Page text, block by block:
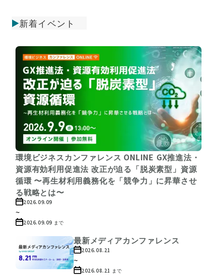
新着イベント
環境ビジネスカンファレンス ONLINE GX推進法・
資源有効利用促進法 改正が迫る「脱炭素型」資源
循環 〜再生材利用義務化を「競争力」に昇華させ
る戦略とは〜
2026.09.09
~
2026.09.09 まで
最新メディアカンファレンス
2026.08.21
~
2026.08.21 まで